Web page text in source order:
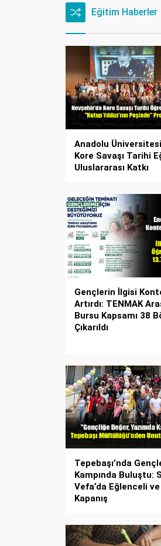
Eğitim Haberler
Anadolu
Kore Savaşı Tarihi
Uluslararası Katkı
Gençlerin İlgisi
Artırdı: TENMAK
Bursu Kapsamı 38
Çıkarıldı
Tepebaşı’nda
Kampında Buluştu:
Vefa’da Eğlenceli
Kapanış